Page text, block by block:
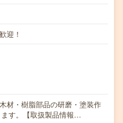
迎！
材・樹脂部品の研磨・塗装作
す。【取扱製品情報…